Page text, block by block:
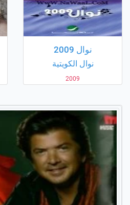
نوال 2009
نوال الكويتية
2009